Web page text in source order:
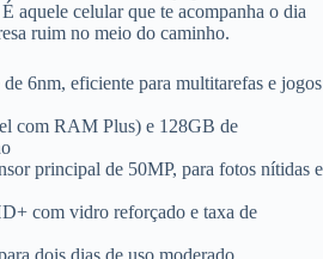
aquele celular que te acompanha o dia
ruim no meio do caminho.
de 6nm, eficiente para multitarefas e jogos
com RAM Plus) e 128GB de
principal de 50MP, para fotos nítidas e
com vidro reforçado e taxa de
dois dias de uso moderado